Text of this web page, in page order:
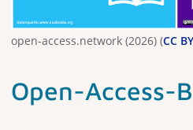
open-access.network (2026) (CC
Open-Access-